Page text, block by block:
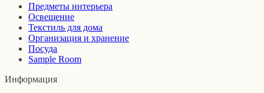
Предметы интерьера
Освещение
Текстиль для дома
Организация и хранение
Посуда
Sample Room
Информация